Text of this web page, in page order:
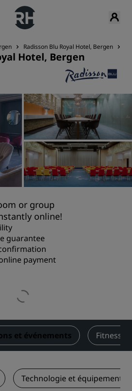
Radisson Blu Royal Hotel, Bergen
Hotel, Bergen
or group
online!
guarantee
payment
et événements Fitness
Technologie et équipements